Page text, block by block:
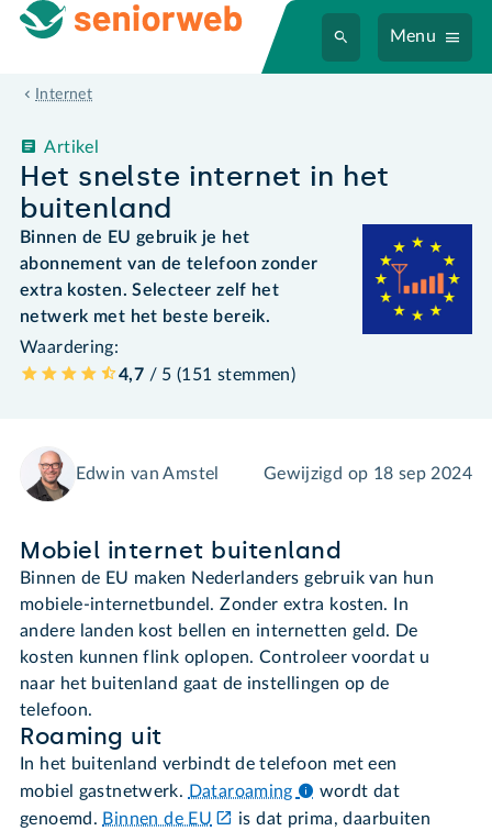
Menu
Internet
Het snelste internet in het
buitenland
Artikel
Binnen de EU gebruik je het
abonnement van de telefoon zonder
extra kosten. Selecteer zelf het
netwerk met het beste bereik.
Waardering:
4,7 / 5 (151 stemmen)
Edwin van Amstel Gewijzigd op 18 sep 2024
Mobiel internet buitenland
Binnen de EU maken Nederlanders gebruik van hun
mobiele-internetbundel. Zonder extra kosten. In
andere landen kost bellen en internetten geld. De
kosten kunnen flink oplopen. Controleer voordat u
naar het buitenland gaat de instellingen op de
telefoon.
Roaming uit
In het buitenland verbindt de telefoon met een
mobiel gastnetwerk. Dataroaming
wordt dat
genoemd. Binnen de EU
is dat prima, daarbuiten